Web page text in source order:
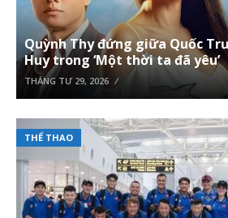
Quỳnh Thy đứng giữa Quốc
Huy trong ‘Một thời ta đã yêu’
THÁNG TƯ 29, 2026
THỂ THAO